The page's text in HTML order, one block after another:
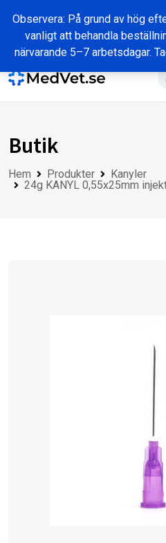
Observera: På grund av hög
vanligt att behandla
närvarande 5–7 arbetsdagar.
Skip
content
Butik
Hem Produkter
Kanyler
24g KANYL 0,55x25mm